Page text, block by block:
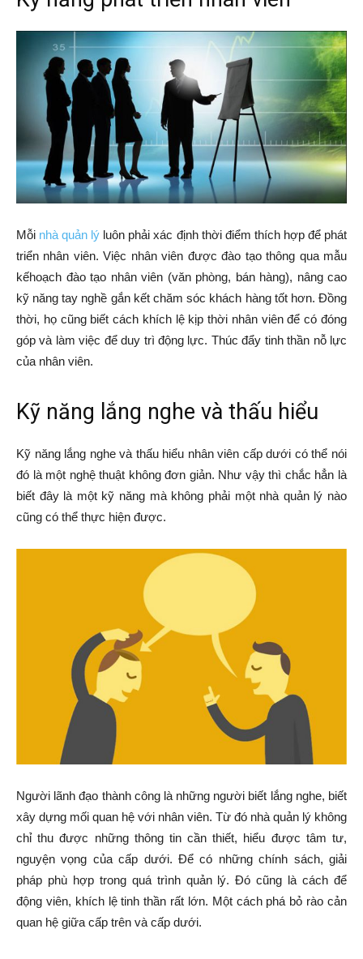
Mỗi nhà quản lý luôn phải xác định thời điểm thích hợp để phát
triển nhân viên. Việc nhân viên được đào tạo thông qua mẫu
kếhoạch đào tạo nhân viên (văn phòng, bán hàng), nâng cao
kỹ năng tay nghề gắn kết chăm sóc khách hàng tốt hơn. Đồng
thời, họ cũng biết cách khích lệ kịp thời nhân viên để có đóng
góp và làm việc để duy trì động lực. Thúc đẩy tinh thần nỗ lực
của nhân viên.
Kỹ năng lắng nghe và thấu hiểu
Kỹ năng lắng nghe và thấu hiểu nhân viên cấp dưới có thể nói
đó là một nghệ thuật không đơn giản. Như vậy thì chắc hẳn là
biết đây là một kỹ năng mà không phải một nhà quản lý nào
cũng có thể thực hiện được.
Người lãnh đạo thành công là những người biết lắng nghe, biết
xây dựng mối quan hệ với nhân viên. Từ đó nhà quản lý không
chỉ thu được những thông tin cần thiết, hiểu được tâm tư,
nguyện vọng của cấp dưới. Để có những chính sách, giải
pháp phù hợp trong quá trình quản lý. Đó cũng là cách để
động viên, khích lệ tinh thần rất lớn. Một cách phá bỏ rào cản
quan hệ giữa cấp trên và cấp dưới.